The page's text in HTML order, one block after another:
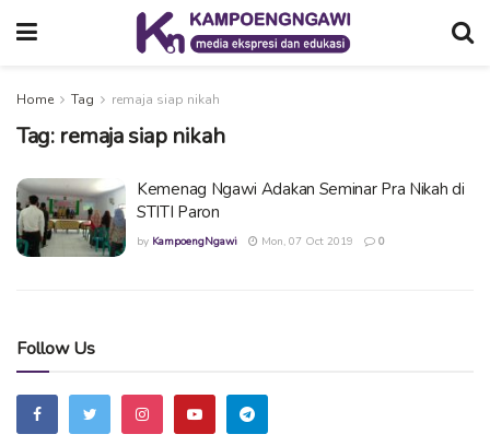
Home Tag remaja siap nikah
Tag: remaja siap nikah
Kemenag Ngawi Adakan Seminar Pra Nikah di
STITI Paron
by KampoengNgawi Mon, 07 Oct 2019 0
Follow Us